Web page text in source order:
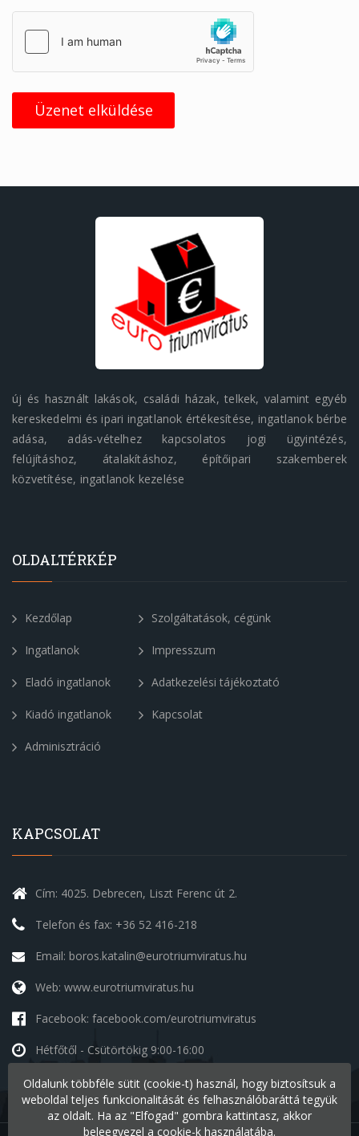
Üzenet elküldése
új és használt lakások, családi házak, telkek, valamint egyéb
kereskedelmi és ipari ingatlanok értékesítése, ingatlanok bérbe
adása, adás-vételhez kapcsolatos jogi ügyintézés,
felújításhoz, átalakításhoz, építőipari szakemberek
közvetítése, ingatlanok kezelése
OLDALTÉRKÉP
Kezdőlap
Ingatlanok
Eladó ingatlanok
Kiadó ingatlanok
Adminisztráció
Szolgáltatások, cégünk
Impresszum
Adatkezelési tájékoztató
Kapcsolat
KAPCSOLAT
Cím: 4025. Debrecen, Liszt Ferenc út 2.
Telefon és fax: +36 52 416-218
Email: boros.katalin@eurotriumviratus.hu
Web: www.eurotriumviratus.hu
Facebook: facebook.com/eurotriumviratus
Hétfőtől - Csütörtökig 9:00-16:00
Szombat - Vasárnap szünnap
Oldalunk többféle sütit (cookie-t) használ, hogy biztosítsuk a
weboldal teljes funkcionalitását és felhasználóbaráttá tegyük
az oldalt. Ha az "Elfogad" gombra kattintasz, akkor
beleegyezel a cookie-k használatába.